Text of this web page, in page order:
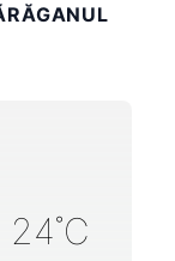
24˚C